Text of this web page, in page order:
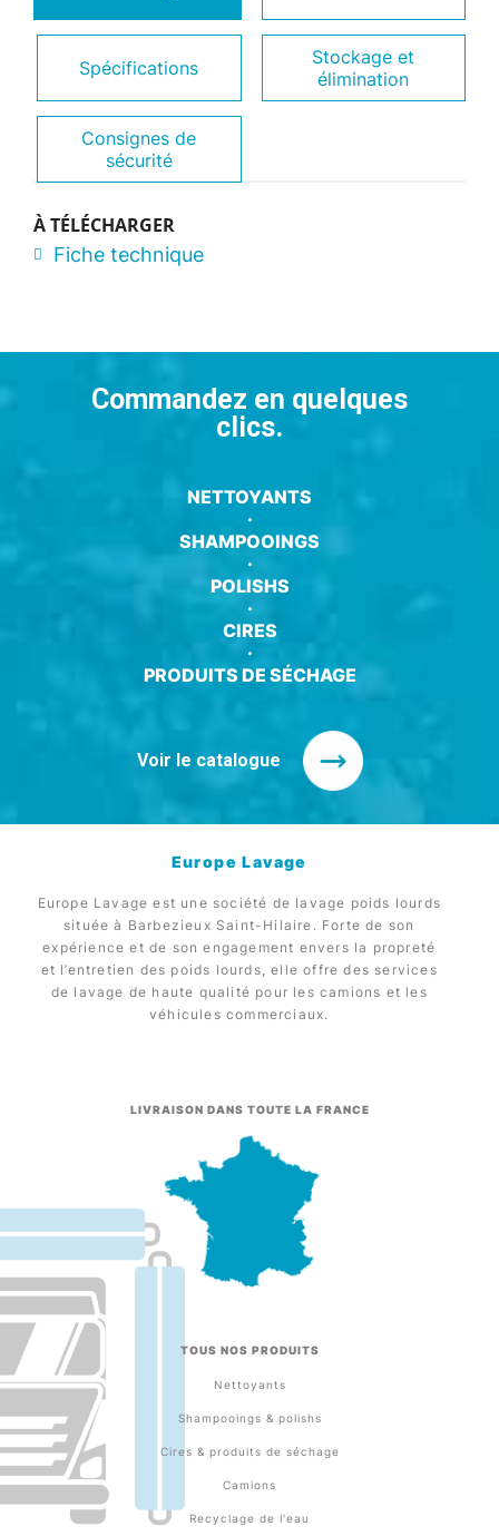
Spécifications
Stockage et
élimination
Consignes de
sécurité
À TÉLÉCHARGER
Fiche technique
Commandez en quelques
clics.
NETTOYANTS
·
SHAMPOOINGS
·
POLISHS
·
CIRES
·
PRODUITS DE SÉCHAGE
Voir le catalogue
Europe Lavage
Europe Lavage est une société de lavage poids lourds
située à Barbezieux Saint-Hilaire. Forte de son
expérience et de son engagement envers la propreté
et l’entretien des poids lourds, elle offre des services
de lavage de haute qualité pour les camions et les
véhicules commerciaux.
LIVRAISON DANS TOUTE LA FRANCE
TOUS NOS PRODUITS
Nettoyants
Shampooings & polishs
Cires & produits de séchage
Camions
Recyclage de l'eau